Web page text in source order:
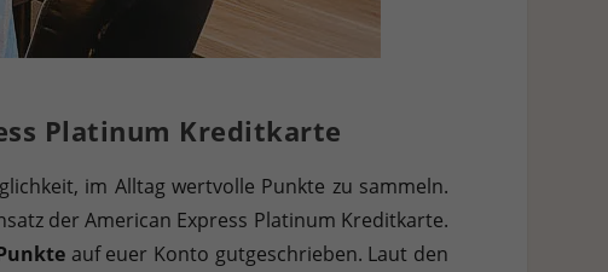
Platinum Kreditkarte
im Alltag wertvolle Punkte zu sammeln.
der American Express Platinum Kreditkarte.
auf euer Konto gutgeschrieben. Laut den